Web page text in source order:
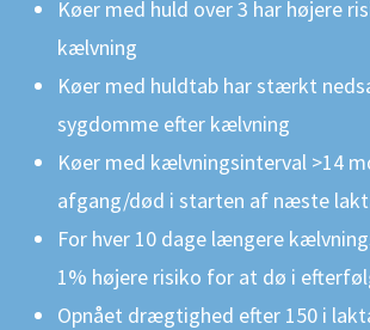
Køer med huld over 3 har højere
kælvning
Køer med huldtab har stærkt
sygdomme efter kælvning
Køer med kælvningsinterval >14
afgang/død i starten af næste
For hver 10 dage længere
1% højere risiko for at dø i
Opnået drægtighed efter 150 i